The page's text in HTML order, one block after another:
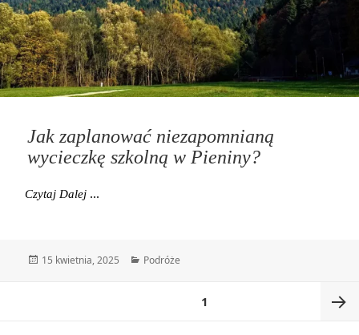
Jak zaplanować niezapomnianą
wycieczkę szkolną w Pieniny?
Czytaj Dalej
Data
15 kwietnia, 2025 Kategorie
Podróże
1